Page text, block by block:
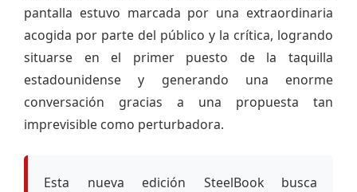
pantalla estuvo marcada por una extraordinaria
acogida por parte del público y la crítica, logrando
situarse en el primer puesto de la taquilla
estadounidense y generando una enorme
conversación gracias a una propuesta tan
imprevisible como perturbadora.
Esta nueva edición SteelBook busca